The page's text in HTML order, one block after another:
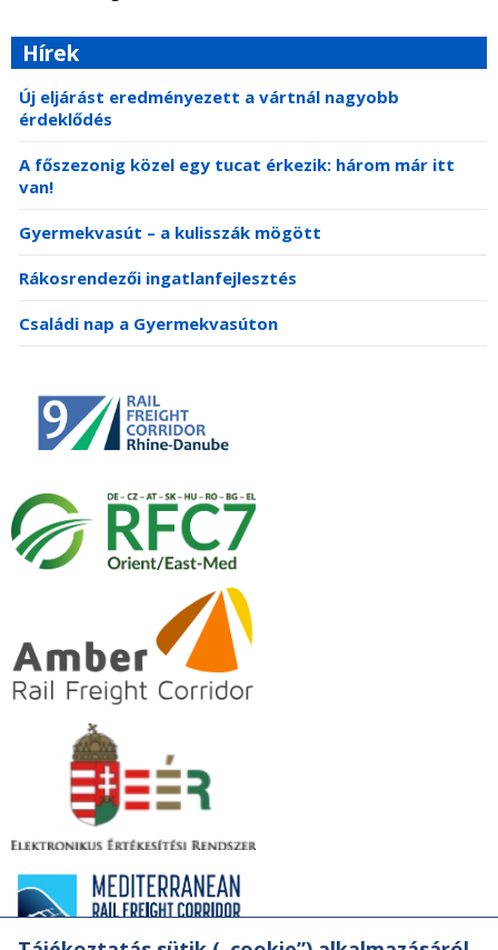
Hírek
Új eljárást eredményezett a vártnál nagyobb
érdeklődés
A főszezonig közel egy tucat érkezik: három már itt
van!
Gyermekvasút – a kulisszák mögött
Rákosrendezői ingatlanfejlesztés
Családi nap a Gyermekvasúton